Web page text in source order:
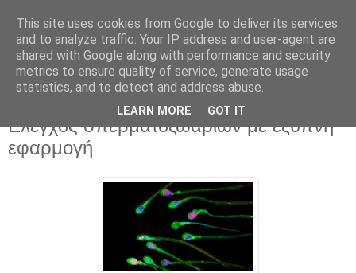
Eλεγχος σπερματοζωαρίων με έξυπνη
εφαρμογή
This site uses cookies from Google to deliver its services
and to analyze traffic. Your IP address and user-agent are
shared with Google along with performance and security
metrics to ensure quality of service, generate usage
statistics, and to detect and address abuse.
LEARN MORE GOT IT